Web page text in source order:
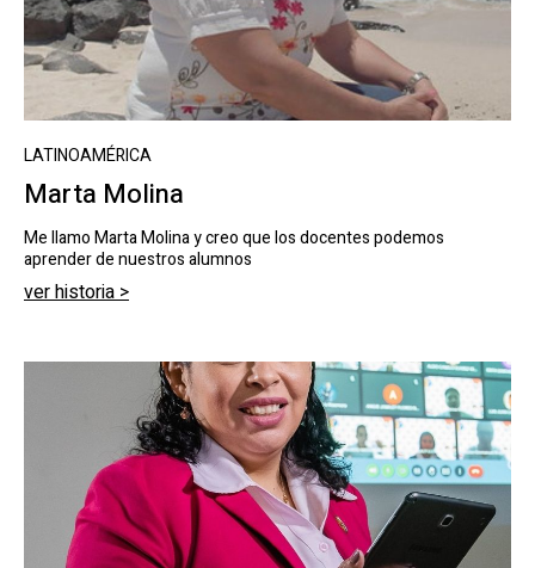
LATINOAMÉRICA
Marta Molina
Me llamo Marta Molina y creo que los docentes podemos
aprender de nuestros alumnos
ver historia >